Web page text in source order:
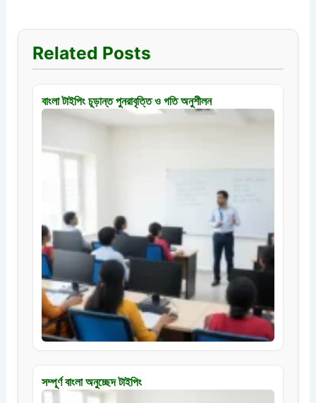
Related Posts
বাংলা টাইপিং চূড়ান্ত পুনরাবৃত্তি ও গতি অনুশীলন
সম্পূর্ণ বাংলা অনুচ্ছেদ টাইপিং